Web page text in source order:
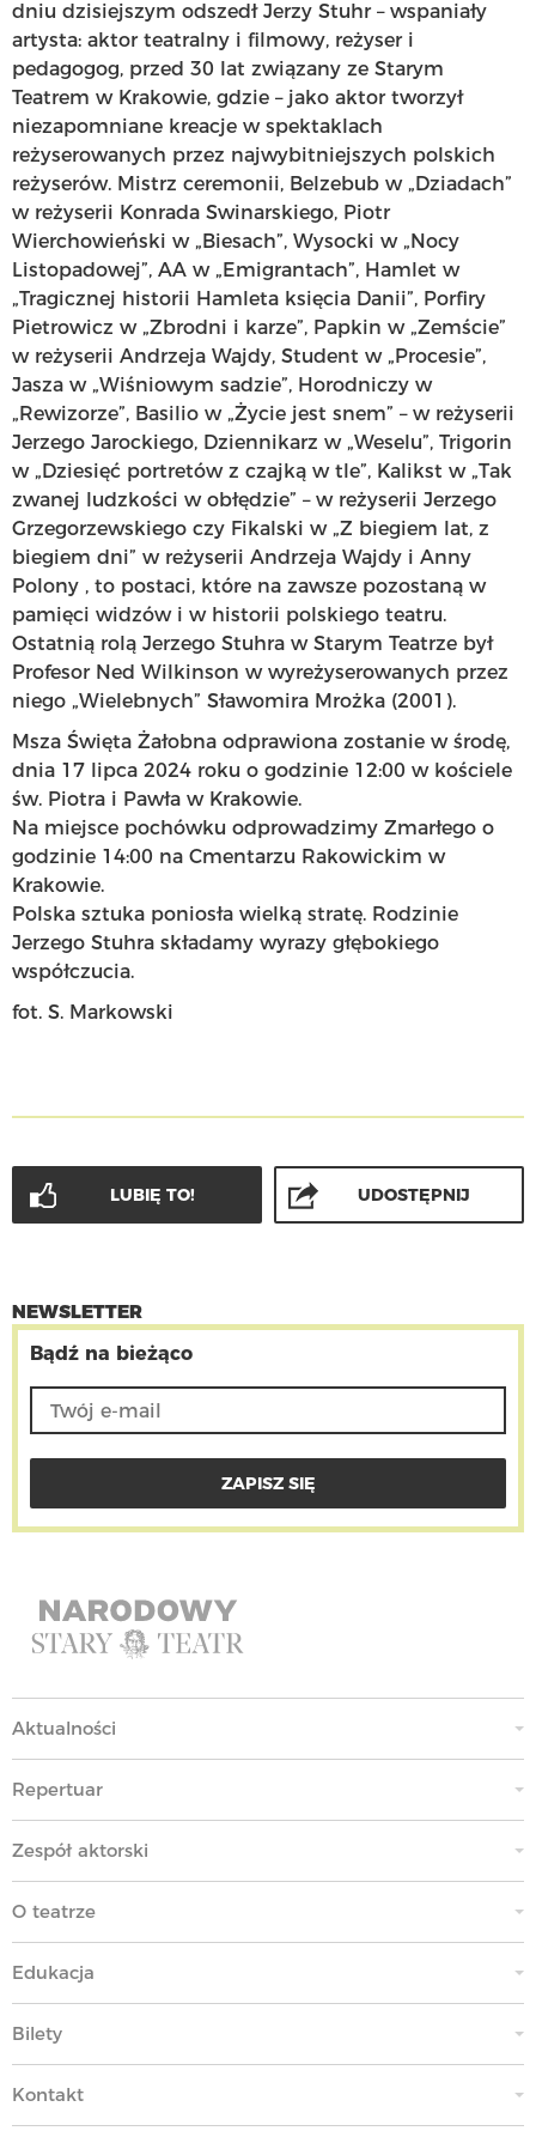
dniu dzisiejszym odszedł Jerzy Stuhr – wspaniały
artysta: aktor teatralny i filmowy, reżyser i
pedagogog, przed 30 lat związany ze Starym
Teatrem w Krakowie, gdzie – jako aktor tworzył
niezapomniane kreacje w spektaklach
reżyserowanych przez najwybitniejszych polskich
reżyserów. Mistrz ceremonii, Belzebub w „Dziadach”
w reżyserii Konrada Swinarskiego, Piotr
Wierchowieński w „Biesach”, Wysocki w „Nocy
Listopadowej”, AA w „Emigrantach”, Hamlet w
„Tragicznej historii Hamleta księcia Danii”, Porfiry
Pietrowicz w „Zbrodni i karze”, Papkin w „Zemście”
w reżyserii Andrzeja Wajdy, Student w „Procesie”,
Jasza w „Wiśniowym sadzie”, Horodniczy w
„Rewizorze”, Basilio w „Życie jest snem” – w reżyserii
Jerzego Jarockiego, Dziennikarz w „Weselu”, Trigorin
w „Dziesięć portretów z czajką w tle”, Kalikst w „Tak
zwanej ludzkości w obłędzie” – w reżyserii Jerzego
Grzegorzewskiego czy Fikalski w „Z biegiem lat, z
biegiem dni” w reżyserii Andrzeja Wajdy i Anny
Polony , to postaci, które na zawsze pozostaną w
pamięci widzów i w historii polskiego teatru.
Ostatnią rolą Jerzego Stuhra w Starym Teatrze był
Profesor Ned Wilkinson w wyreżyserowanych przez
niego „Wielebnych” Sławomira Mrożka (2001).
Msza Święta Żałobna odprawiona zostanie w środę,
dnia 17 lipca 2024 roku o godzinie 12:00 w kościele
św. Piotra i Pawła w Krakowie.
Na miejsce pochówku odprowadzimy Zmarłego o
godzinie 14:00 na Cmentarzu Rakowickim w
Krakowie.
Polska sztuka poniosła wielką stratę. Rodzinie
Jerzego Stuhra składamy wyrazy głębokiego
współczucia.
fot. S. Markowski
LUBIĘ TO! UDOSTĘPNIJ
NEWSLETTER
Bądź na bieżąco
Aktualności
Repertuar
Zespół aktorski
O teatrze
Edukacja
Bilety
Kontakt